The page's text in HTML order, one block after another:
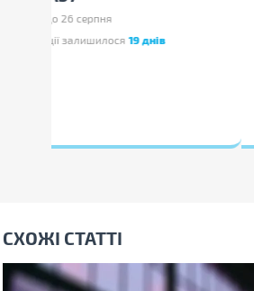
з 30 липня до 19 серпня
До кінця акції залишилося
СХОЖІ СТАТТІ